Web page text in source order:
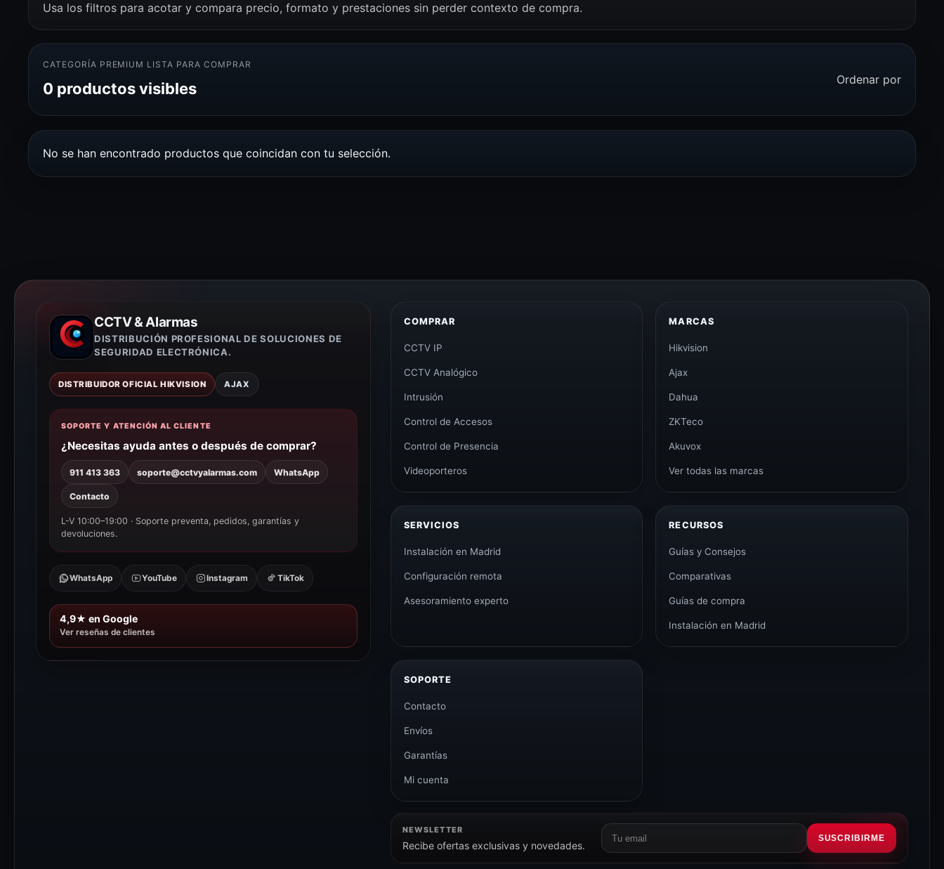
Usa los filtros para acotar y compara precio, formato y prestaciones sin perder contexto de compra.
CATEGORÍA PREMIUM LISTA PARA COMPRAR
0 productos visibles
Ordenar por
No se han encontrado productos que coincidan con tu selección.
CCTV & Alarmas
DISTRIBUCIÓN PROFESIONAL DE SOLUCIONES DE
SEGURIDAD ELECTRÓNICA.
DISTRIBUIDOR OFICIAL HIKVISION AJAX
SOPORTE Y ATENCIÓN AL CLIENTE
¿Necesitas ayuda antes o después de comprar?
911 413 363 soporte@cctvyalarmas.com WhatsApp
Contacto
L-V 10:00–19:00 · Soporte preventa, pedidos, garantías y
devoluciones.
WhatsApp YouTube Instagram TikTok
4,9★ en Google
Ver reseñas de clientes
COMPRAR
CCTV IP
CCTV Analógico
Intrusión
Control de Accesos
Control de Presencia
Videoporteros
MARCAS
Hikvision
Ajax
Dahua
ZKTeco
Akuvox
Ver todas las marcas
SERVICIOS
Instalación en Madrid
Configuración remota
Asesoramiento experto
RECURSOS
Guías y Consejos
Comparativas
Guías de compra
Instalación en Madrid
SOPORTE
Contacto
Envíos
Garantías
Mi cuenta
NEWSLETTER
Recibe ofertas exclusivas y novedades.
Correo
electrónico
SUSCRIBIRME